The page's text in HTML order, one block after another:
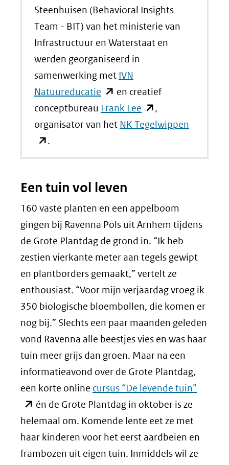
Steenhuisen (Behavioral Insights
Team - BIT) van het ministerie van
Infrastructuur en Waterstaat en
werden georganiseerd in
samenwerking met IVN
Natuureducatie (opent
in
nieuw
(verwijst
een
andere
website)
en creatief
conceptbureau Frank Lee (opent
in
venster)
een
andere
website)
,
organisator van het NK Tegelwippen
nieuw
een
website)
.
Een tuin vol leven
160 vaste planten en een appelboom
gingen bij Ravenna Pols uit Arnhem tijdens
de Grote Plantdag de grond in. “Ik heb
zestien vierkante meter aan tegels gewipt
en plantborders gemaakt,” vertelt ze
enthousiast. “Voor mijn verjaardag vroeg ik
350 biologische bloembollen, die komen er
nog bij.” Slechts een paar maanden geleden
vond Ravenna alle beestjes vies en was haar
tuin meer grijs dan groen. Maar na een
informatieavond over de Grote Plantdag,
een korte online cursus “De levende tuin”
én de Grote Plantdag in oktober is ze
helemaal om. Komende lente eet ze met
haar kinderen voor het eerst aardbeien en
frambozen uit eigen tuin. Inmiddels wil ze